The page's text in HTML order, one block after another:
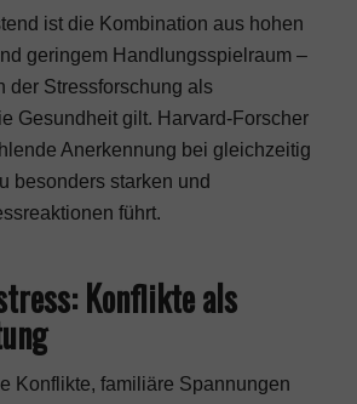
ist die Kombination aus hohen
geringem Handlungsspielraum –
der Stressforschung als
Gesundheit gilt. Harvard-Forscher
Anerkennung bei gleichzeitig
besonders starken und
führt.
Konflikte als
Konflikte, familiäre Spannungen